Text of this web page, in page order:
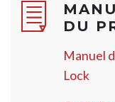
DU
Manuel
Lock